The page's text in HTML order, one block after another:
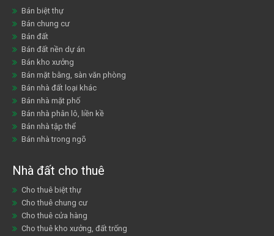
Bán biệt thự
Bán chung cư
Bán đất
Bán đất nền dự án
Bán kho xưởng
Bán mặt bằng, sàn văn phòng
Bán nhà đất loại khác
Bán nhà mặt phố
Bán nhà phân lô, liền kề
Bán nhà tập thể
Bán nhà trong ngõ
Nhà đất cho thuê
Cho thuê biệt thự
Cho thuê chung cư
Cho thuê cửa hàng
Cho thuê kho xưởng, đất trống